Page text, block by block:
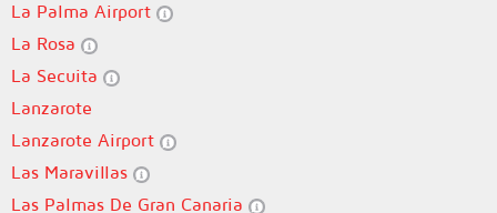
La Palma Airport
La Rosa
La Secuita
Lanzarote
Lanzarote Airport
Las Maravillas
Las Palmas De Gran Canaria